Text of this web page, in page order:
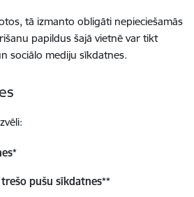
tā izmanto obligāti nepieciešamās
papildus šajā vietnē var tikt
sociālo mediju sīkdatnes.
*
pušu sīkdatnes**